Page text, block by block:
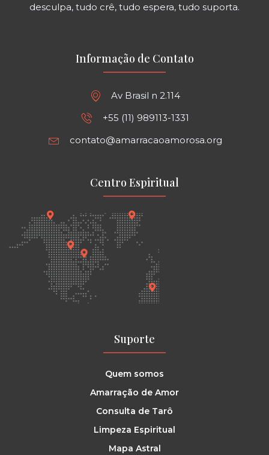
desculpa, tudo crê, tudo espera, tudo suporta.
Informação de Contato
Av Brasil n 2.114
+55 (11) 989113-1331
contato@amarracaoamorosa.org
Centro Espiritual
Suporte
Quem somos
Amarração de Amor
Consulta de Tarô
Limpeza Espiritual
Mapa Astral